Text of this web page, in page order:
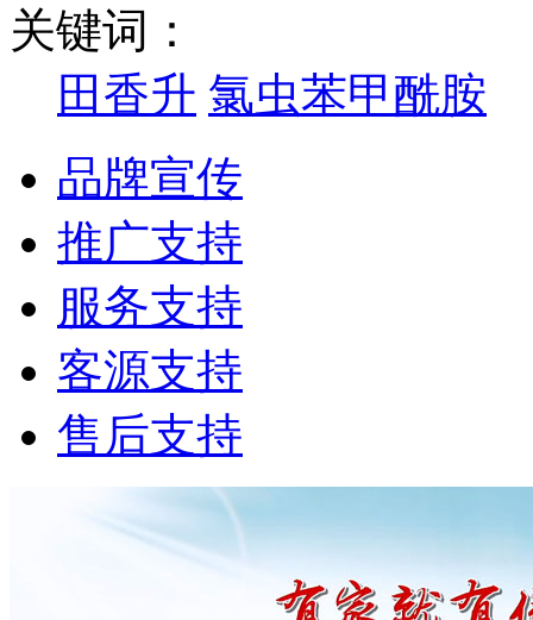
关键词：
田香升 氯虫苯甲酰胺
品牌宣传
推广支持
服务支持
客源支持
售后支持